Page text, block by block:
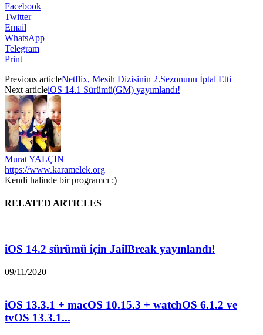
Facebook
Twitter
Email
WhatsApp
Telegram
Print
Previous articleNetflix, Mesih Dizisinin 2.Sezonunu İptal Etti
Next articleiOS 14.1 Sürümü(GM) yayımlandı!
Murat YALÇIN
https://www.karamelek.org
Kendi halinde bir programcı :)
RELATED ARTICLES
iOS 14.2 sürümü için JailBreak yayınlandı!
09/11/2020
iOS 13.3.1 + macOS 10.15.3 + watchOS 6.1.2 ve
tvOS 13.3.1...